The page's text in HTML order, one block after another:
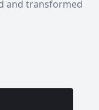
and transformed